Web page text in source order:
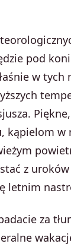
pod
w tych
kąpielom w
z
letnim
za